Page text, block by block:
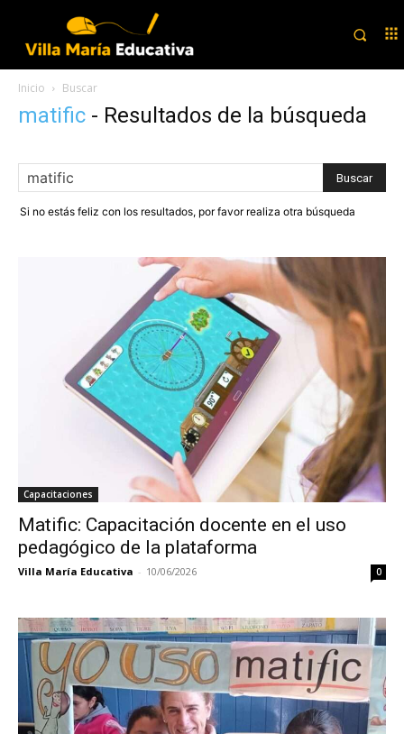
Inicio Buscar
matific - Resultados de la búsqueda
Si no estás feliz con los resultados, por favor realiza otra búsqueda
Capacitaciones
Matific: Capacitación docente en el uso
pedagógico de la plataforma
Villa María Educativa - 10/06/2026 0